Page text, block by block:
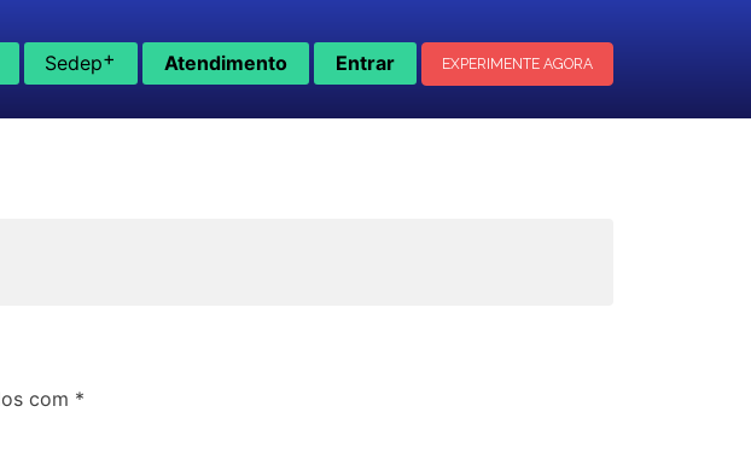
Sedep+ Atendimento Entrar EXPERIMENTE AGORA
com *